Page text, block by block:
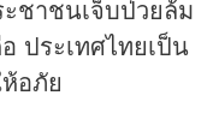
ชาชนเจ็บป่วยล้ม
ประเทศไทยเป็น
อภัย